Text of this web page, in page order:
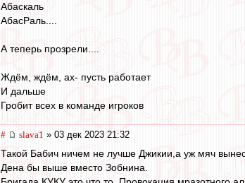
Абаскаль
АбасРаль....
А теперь прозрели....
Ждём, ждём, ах- пусть работает
И дальше
Гробит всех в команде игроков
# slava1 » 03 дек 2023 21:32
Такой Бабич ничем не лучше Джикии,а уж мяч
Дена бы выше вместо Зобнина.